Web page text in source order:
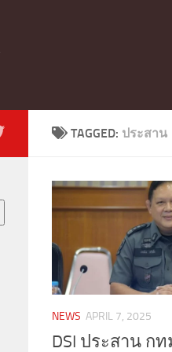
TAGGED: ประสาน
NEWS APRIL 7, 2025
DSI ประสาน ก